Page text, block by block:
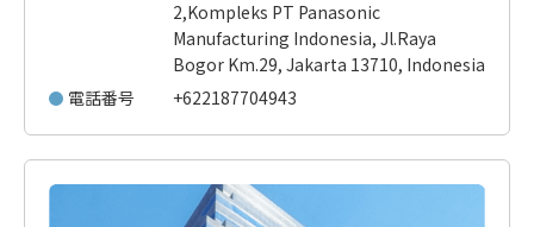
2,Kompleks PT Panasonic
Manufacturing Indonesia, Jl.Raya
Bogor Km.29, Jakarta 13710, Indonesia
電話番号
+622187704943